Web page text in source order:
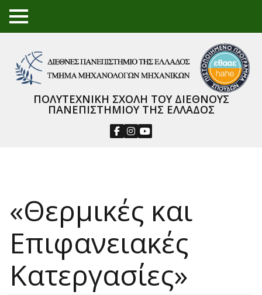
TO
GGL
NU
ΠΟΛΥΤΕΧΝΙΚΗ ΣΧΟΛΗ ΤΟΥ ΔΙΕΘΝΟΥΣ
ΠΑΝΕΠΙΣΤΗΜΙΟΥ ΤΗΣ ΕΛΛΑΔΟΣ
«Θερμικές και
Επιφανειακές
Κατεργασίες»